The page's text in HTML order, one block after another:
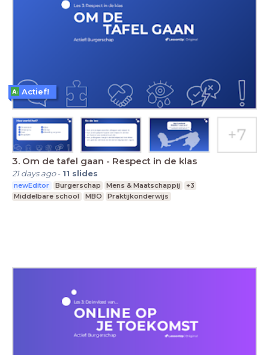
3. Om de tafel gaan - Respect in de klas
21 days ago- 11 slides
newEditor Burgerschap Mens & Maatschappij
+3
Middelbare school
MBO Praktijkonderwijs
Actief!